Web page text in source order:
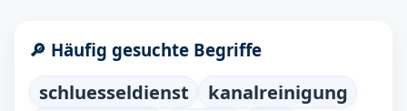
🔎 Häufig gesuchte Begriffe
schluesseldienst kanalreinigung